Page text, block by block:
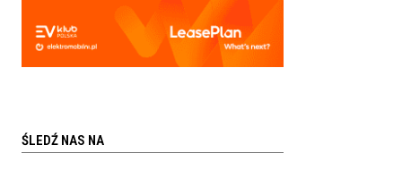
ŚLEDŹ NAS NA